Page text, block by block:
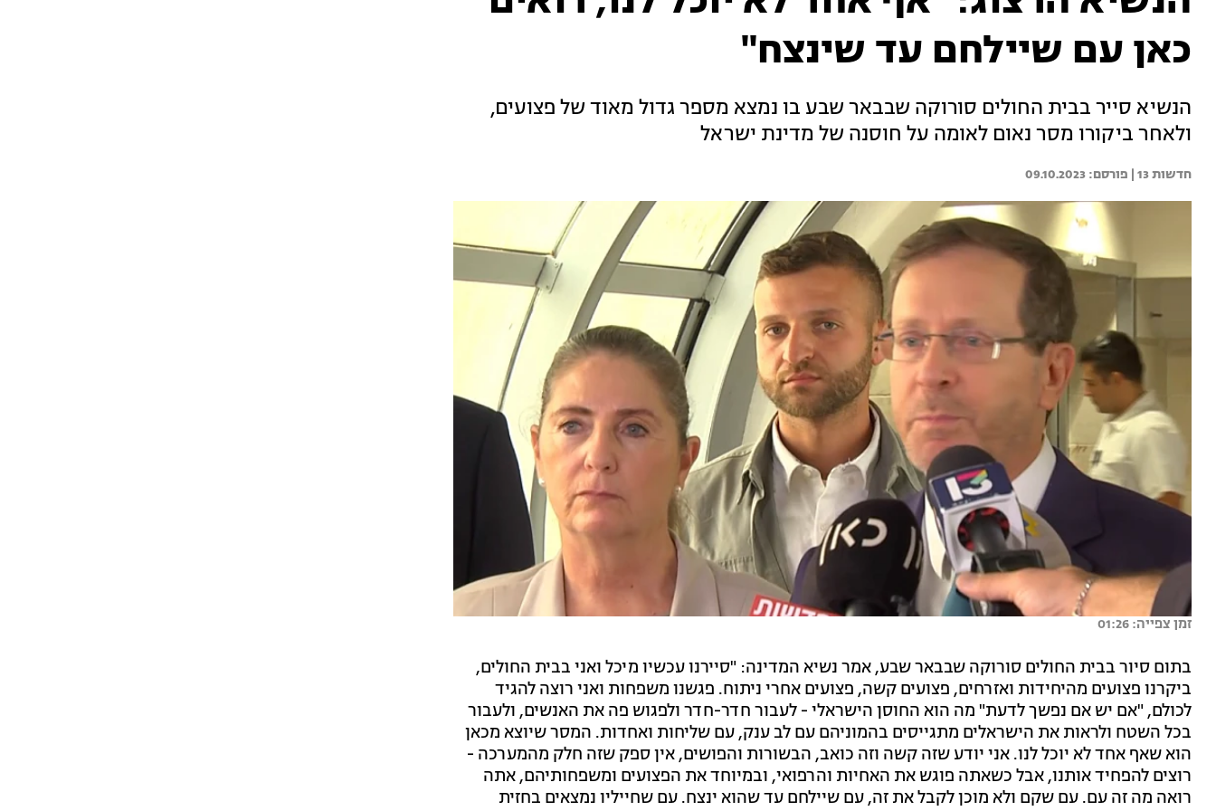
כאן עם שיילחם עד שינצח"
הנשיא סייר בבית החולים סורוקה שבבאר שבע בו נמצא מספר גדול מאוד של פצועים,
ולאחר ביקורו מסר נאום לאומה על חוסנה של מדינת ישראל
חדשות 13 | 09.10.2023
זמן צפייה: 01:26
בתום סיור בבית החולים סורוקה שבבאר שבע, אמר נשיא המדינה: "סיירנו עכשיו מיכל ואני בבית החולים,
ביקרנו פצועים מהיחידות ואזרחים, פצועים קשה, פצועים אחרי ניתוח. פגשנו משפחות ואני רוצה להגיד
לכולם, "אם יש אם נפשך לדעת" מה הוא החוסן הישראלי - לעבור חדר-חדר ולפגוש פה את האנשים, ולעבור
בכל השטח ולראות את הישראלים מתגייסים בהמוניהם עם לב ענק, עם שליחות ואחדות. המסר שיוצא מכאן
הוא שאף אחד לא יוכל לנו. אני יודע שזה קשה וזה כואב, הבשורות והפושים, אין ספק שזה חלק מהמערכה -
רוצים להפחיד אותנו, אבל כשאתה פוגש את האחיות והרפואי, ובמיוחד את הפצועים ומשפחותיהם, אתה
רואה מה זה עם. עם שקם ולא מוכן לקבל את זה, עם שיילחם עד שהוא ינצח. עם שחייליו נמצאים בחזית